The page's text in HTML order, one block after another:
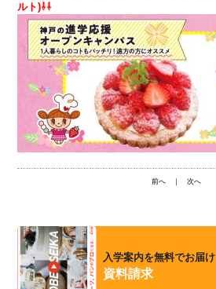
ルト)⇩⇩
前へ｜ 次へ
入学案内を無料でお届け
資料請求